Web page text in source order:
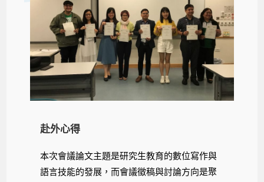
赴外心得
本次會議論文主題是研究生教育的數位寫作與
語言技能的發展，而會議徵稿與討論方向是聚